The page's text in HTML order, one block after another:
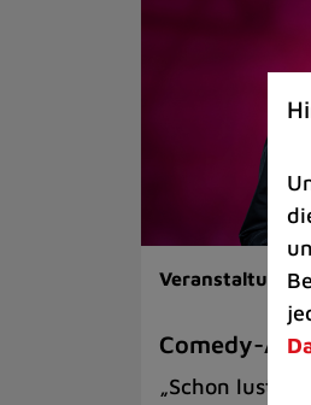
Comedy-
„Schon lustig,